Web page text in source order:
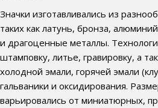
Значки изготавливались из
таких как латунь, бронза,
и драгоценные металлы.
штамповку, литье, гравировку, а
холодной эмали, горячей эмали
гальваники и оксидирования.
варьировались от миниатюрных,